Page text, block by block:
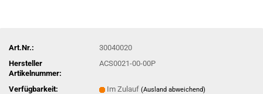
Art.Nr.:
30040020
Hersteller
Artikelnummer:
ACS0021-00-00P
Verfügbarkeit: Im Zulauf (Ausland abweichend)